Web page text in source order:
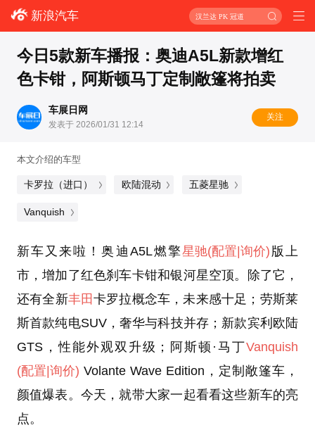
新浪汽车 汉兰达 PK 冠道
今日5款新车播报：奥迪A5L新款增红
色卡钳，阿斯顿马丁定制敞篷将拍卖
车展日网
发表于 2026/01/31 12:14
关注
本文介绍的车型
卡罗拉（进口） 欧陆混动 五菱星驰
Vanquish
新车又来啦！奥迪A5L燃擎星驰(配置 |询价) 版上
市，增加了红色刹车卡钳和银河星空顶。除了它，
还有全新丰田 卡罗拉概念车，未来感十足；劳斯莱
斯首款纯电SUV，奢华与科技并存；新款宾利欧陆
GTS，性能外观双升级；阿斯顿·马丁Vanquish
(配置 |询价) Volante Wave Edition，定制敞篷车，
颜值爆表。今天，就带大家一起看看这些新车的亮
点。